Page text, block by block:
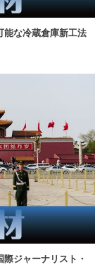
能な冷蔵倉庫新工法
ジャーナリスト・